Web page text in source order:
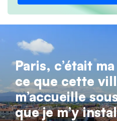
Paris, c’était
ce que cette
m’accueille
que je m’y